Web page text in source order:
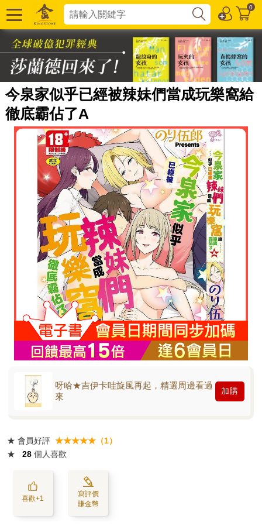
0
今泉家似乎已經被辣妹們當成玩樂窩給
徹底霸佔了A
呀哈★吉伊卡哇旋風再起，精選周邊看過
來
加購
★ 會員好評 ★★★★★（1）
★
28 個人喜歡
喜歡+1
寫評價
賺金幣